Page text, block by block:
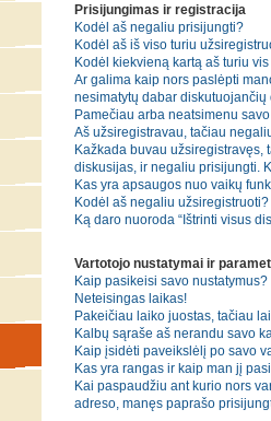
Prisijungimas ir registracija
Kodėl aš negaliu prisijungti?
Kodėl aš iš viso turiu
Kodėl kiekvieną kartą aš turiu
Ar galima kaip nors paslėpti
nesimatytų dabar
Pamečiau arba neatsimenu
Aš užsiregistravau, tačiau
Kažkada buvau užsiregistravęs,
diskusijas, ir negaliu prisijungti.
Kas yra apsaugos nuo vaikų
Kodėl aš negaliu užsiregistruoti?
Ką daro nuoroda “Ištrinti visus
Vartotojo nustatymai ir
Kaip pasikeisi savo nustatymus?
Neteisingas laikas!
Pakeičiau laiko juostas, tačiau
Kalbų sąraše aš nerandu savo
Kaip įsidėti paveikslėlį po savo
Kas yra rangas ir kaip man jį
Kai paspaudžiu ant kurio nors
adreso, manęs paprašo